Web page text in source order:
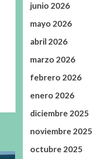
junio 2026
mayo 2026
abril 2026
marzo 2026
febrero 2026
enero 2026
diciembre 2025
noviembre 2025
octubre 2025